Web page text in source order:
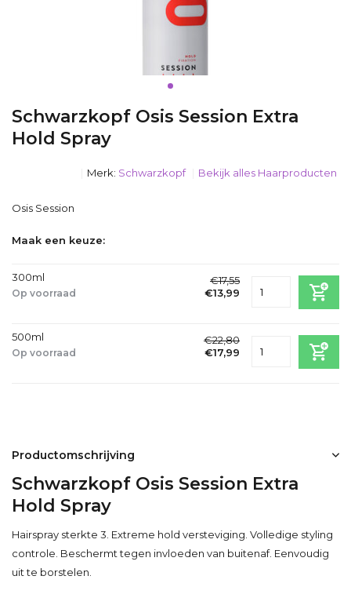
Schwarzkopf Osis Session Extra
Hold Spray
Merk: Schwarzkopf Bekijk alles Haarproducten
Osis Session
Maak een keuze:
300ml
Op voorraad
€17,55
€13,99
500ml
Op voorraad
€22,80
€17,99
Productomschrijving
Schwarzkopf Osis Session Extra
Hold Spray
Hairspray sterkte 3. Extreme hold versteviging. Volledige styling
controle. Beschermt tegen invloeden van buitenaf. Eenvoudig
uit te borstelen.